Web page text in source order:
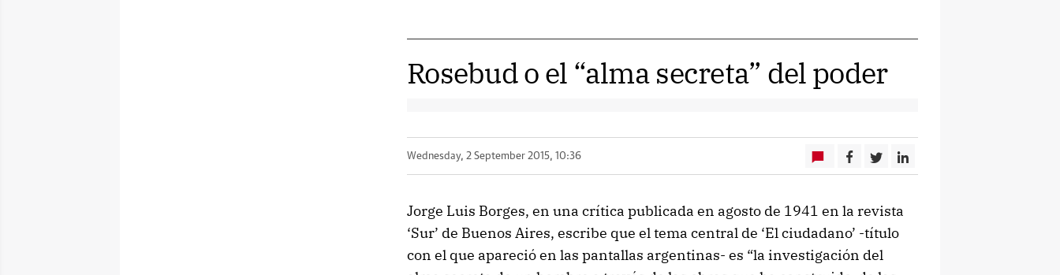
Rosebud o el “alma secreta” del poder
Wednesday, 2 September 2015, 10:36
Jorge Luis Borges, en una crítica publicada en agosto de 1941 en la revista
‘Sur’ de Buenos Aires, escribe que el tema central de ‘El ciudadano’ -título
con el que apareció en las pantallas argentinas- es “la investigación del